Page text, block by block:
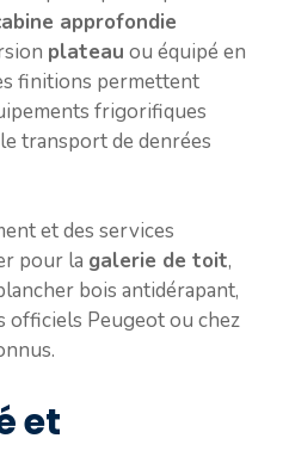
approfondie
plateau ou équipé en
finitions permettent
frigorifiques
transport de denrées
et des services
pour la galerie de toit,
bois antidérapant,
officiels Peugeot ou chez
et